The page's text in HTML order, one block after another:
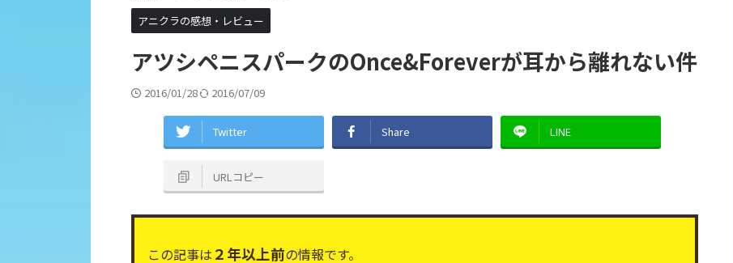
アニクラの感想・レビュー
アツシペニスパークのOnce&Foreverが耳から離れない件
2016/01/28 2016/07/09
Twitter Share LINE
URLコピー
この記事は ２年以上前の情報です。